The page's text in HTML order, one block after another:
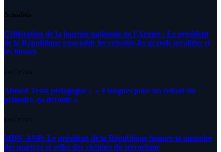
Actualités
Célébration de la journée nationale de l’Armée : Le président
de la République rassemble les retraités,les grands invalides et
les blessés
5 AOÛT 2026
Ahmed Tessa pédagogue : » 4 langues pour un enfant du
primaire, ça déroute «
4 AOÛT 2026
MDN-ANP: Le président de la République honore la mémoire
des martyrs et celles des victimes du terrorisme